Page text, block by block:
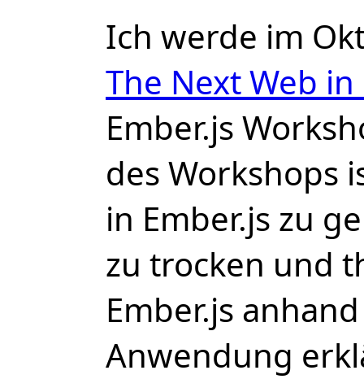
Ich werde im
The Next Web
Ember.js
des Workshops
in Ember.js zu
zu trocken und
Ember.js
Anwendung